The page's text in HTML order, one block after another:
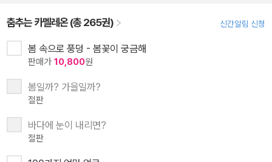
춤추는 카멜레온 (총 265권) 신간알림 신청
봄 속으로 풍덩 - 봄꽃이 궁금해
판매가 10,800원
봄일까? 가을일까?
절판
바다에 눈이 내리면?
절판